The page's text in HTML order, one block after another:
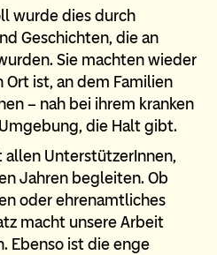
wurde dies durch
Geschichten, die an
Sie machten wieder
ist, an dem Familien
– nah bei ihrem kranken
die Halt gibt.
allen UnterstützerInnen,
Jahren begleiten. Ob
oder ehrenamtliches
macht unsere Arbeit
Ebenso ist die enge